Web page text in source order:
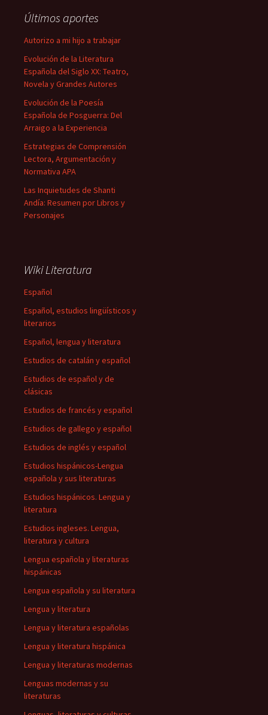
Últimos aportes
Autorizo a mi hijo a trabajar
Evolución de la Literatura
Española del Siglo XX: Teatro,
Novela y Grandes Autores
Evolución de la Poesía
Española de Posguerra: Del
Arraigo a la Experiencia
Estrategias de Comprensión
Lectora, Argumentación y
Normativa APA
Las Inquietudes de Shanti
Andía: Resumen por Libros y
Personajes
Wiki Literatura
Español
Español, estudios lingüísticos y
literarios
Español, lengua y literatura
Estudios de catalán y español
Estudios de español y de
clásicas
Estudios de francés y español
Estudios de gallego y español
Estudios de inglés y español
Estudios hispánicos-Lengua
española y sus literaturas
Estudios hispánicos. Lengua y
literatura
Estudios ingleses. Lengua,
literatura y cultura
Lengua española y literaturas
hispánicas
Lengua española y su literatura
Lengua y literatura
Lengua y literatura españolas
Lengua y literatura hispánica
Lengua y literaturas modernas
Lenguas modernas y su
literaturas